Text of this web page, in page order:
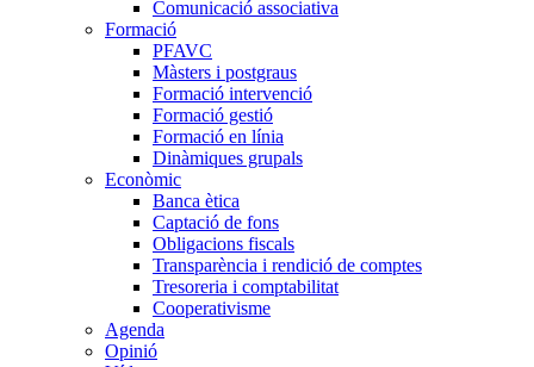
Comunicació associativa
Formació
PFAVC
Màsters i postgraus
Formació intervenció
Formació gestió
Formació en línia
Dinàmiques grupals
Econòmic
Banca ètica
Captació de fons
Obligacions fiscals
Transparència i rendició de comptes
Tresoreria i comptabilitat
Cooperativisme
Agenda
Opinió